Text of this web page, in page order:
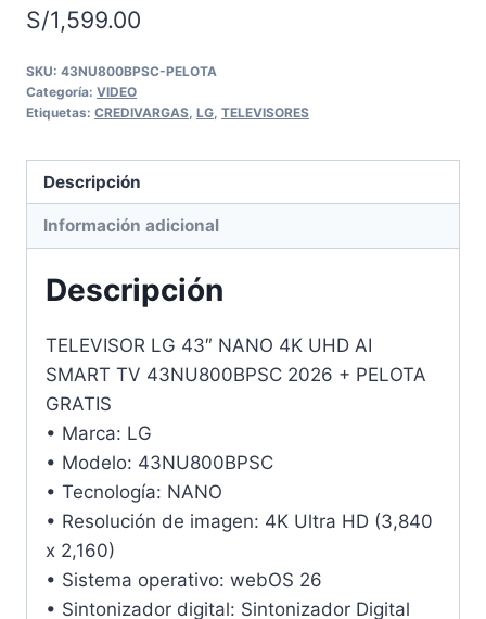
S/1,599.00
SKU: 43NU800BPSC-PELOTA
Categoría: VIDEO
Etiquetas: CREDIVARGAS LG TELEVISORES
Descripción
Información adicional
Descripción
TELEVISOR LG 43″ NANO 4K UHD AI
SMART TV 43NU800BPSC 2026 + PELOTA
GRATIS
• Marca: LG
• Modelo: 43NU800BPSC
• Tecnología: NANO
• Resolución de imagen: 4K Ultra HD (3,840
x 2,160)
• Sistema operativo: webOS 26
• Sintonizador digital: Sintonizador Digital